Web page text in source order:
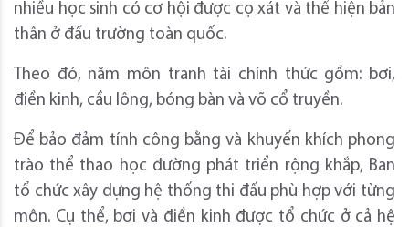
nhiều học sinh có cơ hội được cọ xát và thể hiện bản
thân ở đấu trường toàn quốc.
Theo đó, năm môn tranh tài chính thức gồm: bơi,
điền kinh, cầu lông, bóng bàn và võ cổ truyền.
Để bảo đảm tính công bằng và khuyến khích phong
trào thể thao học đường phát triển rộng khắp, Ban
tổ chức xây dựng hệ thống thi đấu phù hợp với từng
môn. Cụ thể, bơi và điền kinh được tổ chức ở cả hệ